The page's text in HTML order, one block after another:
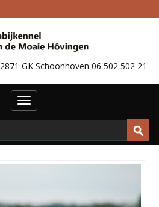
GK Schoonhoven 06 502 502 21
Toggle
navigation